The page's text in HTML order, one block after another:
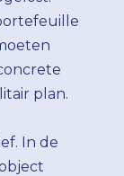
plan.
In de